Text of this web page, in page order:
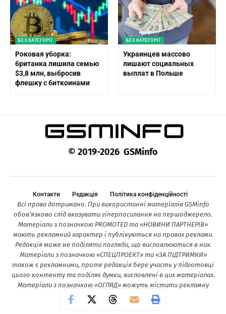
БЕЗ КАТЕГОРІЇ
Роковая уборка:
британка лишила семью
$3,8 млн, выбросив
флешку с биткоинами
БЕЗ КАТЕГОРІЇ
Украинцев массово
лишают социальных
выплат в Польше
© 2019-2026 GSMinfo
Контакти Редакція Політика конфіденційності
Всі права дотримано. При використанні матеріалів GSMinfo
обов’язково слід вказувати гіперпосилання на першоджерело.
Матеріали з позначкою PROMOTED та «НОВИНИ ПАРТНЕРІВ»
мають рекламний характер і публікуються на правах реклами.
Редакція може не поділяти погляди, що висловлюються в них.
Матеріали з позначкою «СПЕЦПРОЕКТ» та «ЗА ПІДТРИМКИ»
також є рекламними, проте редакція бере участь у підготовці
цього контенту та поділяє думки, висловлені в цих матеріалах.
Матеріали з позначкою «ОГЛЯД» можуть містити рекламну
інформацію.